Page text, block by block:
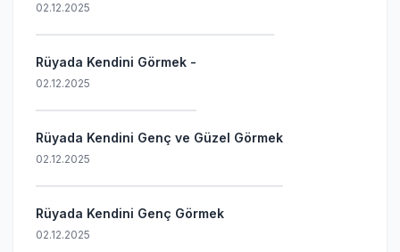
02.12.2025
Rüyada Kendini Görmek -
02.12.2025
Rüyada Kendini Genç ve Güzel Görmek
02.12.2025
Rüyada Kendini Genç Görmek
02.12.2025